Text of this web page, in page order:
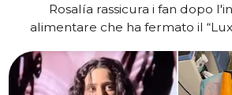
Rosalía rassicura i fan dopo
alimentare che ha fermato il